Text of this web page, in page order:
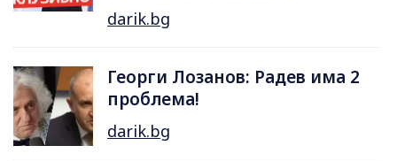
darik.bg
Георги Лозанов: Радев има 2
проблема!
darik.bg